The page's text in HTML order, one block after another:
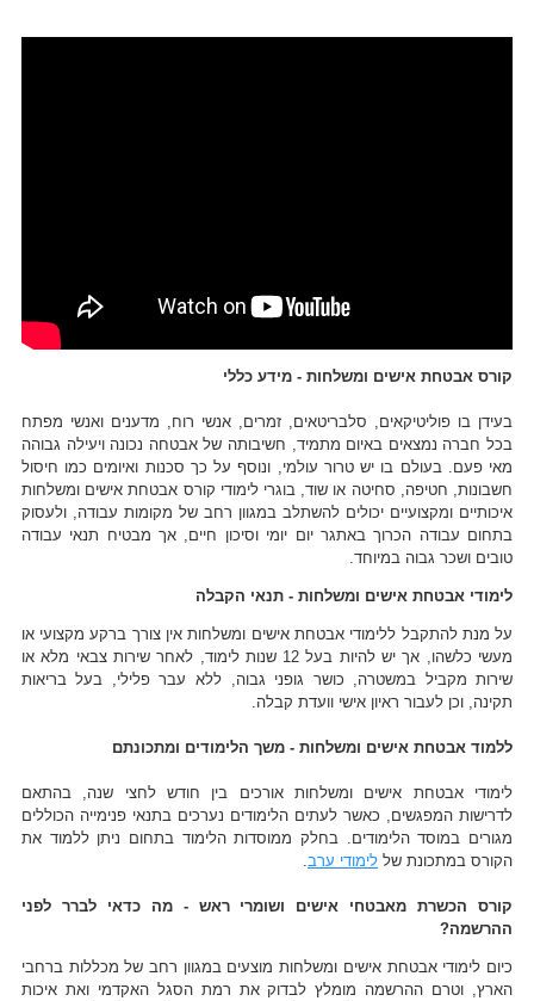
קורס אבטחת אישים ומשלחות - מידע כללי
בעידן בו פוליטיקאים, סלבריטאים, זמרים, אנשי רוח, מדענים ואנשי מפתח
בכל חברה נמצאים באיום מתמיד, חשיבותה של אבטחה נכונה ויעילה גבוהה
מאי פעם. בעולם בו יש טרור עולמי, ונוסף על כך סכנות ואיומים כמו חיסול
חשבונות, חטיפה, סחיטה או שוד, בוגרי לימודי קורס אבטחת אישים ומשלחות
איכותיים ומקצועיים יכולים להשתלב במגוון רחב של מקומות עבודה, ולעסוק
בתחום עבודה הכרוך באתגר יום יומי וסיכון חיים, אך מבטיח תנאי עבודה
טובים ושכר גבוה במיוחד.
לימודי אבטחת אישים ומשלחות - תנאי הקבלה
על מנת להתקבל ללימודי אבטחת אישים ומשלחות אין צורך ברקע מקצועי או
מעשי כלשהו, אך יש להיות בעל 12 שנות לימוד, לאחר שירות צבאי מלא או
שירות מקביל במשטרה, כושר גופני גבוה, ללא עבר פלילי, בעל בריאות
תקינה, וכן לעבור ראיון אישי וועדת קבלה.
ללמוד אבטחת אישים ומשלחות - משך הלימודים ומתכונתם
לימודי אבטחת אישים ומשלחות אורכים בין חודש לחצי שנה, בהתאם
לדרישות המפגשים, כאשר לעתים הלימודים נערכים בתנאי פנימייה הכוללים
מגורים במוסד הלימודים. בחלק ממוסדות הלימוד בתחום ניתן ללמוד את
הקורס במתכונת של לימודי ערב.
קורס הכשרת מאבטחי אישים ושומרי ראש - מה כדאי לברר לפני
ההרשמה?
כיום לימודי אבטחת אישים ומשלחות מוצעים במגוון רחב של מכללות ברחבי
הארץ, וטרם ההרשמה מומלץ לבדוק את רמת הסגל האקדמי ואת איכות